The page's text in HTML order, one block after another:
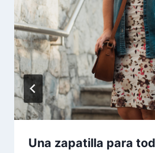
Una zapatilla para